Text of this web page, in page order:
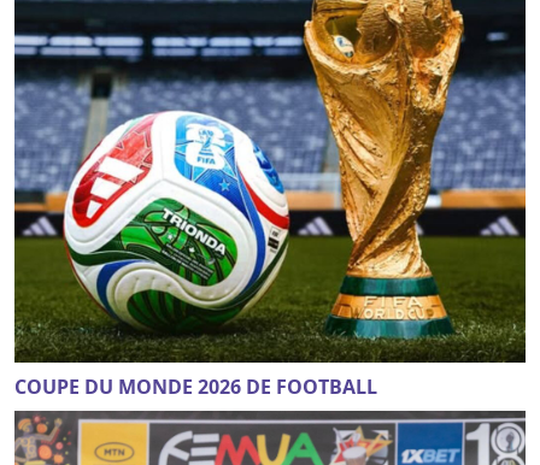
COUPE DU MONDE 2026 DE FOOTBALL